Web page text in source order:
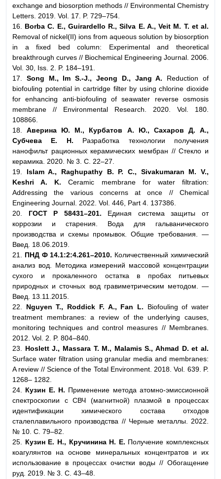
exchange and biosorption methods // Environmental Chemistry
Letters. 2019. Vol. 17. P. 729–754.
16. Borba C. E., Guirardello R., Silva E. A., Veit M. T. et al.
Removal of nickel(II) ions from aqueous solution by biosorption
in a fixed bed column: Experimental and theoretical
breakthrough curves // Biochemical Engineering Journal. 2006.
Vol. 30, Iss. 2. P. 184–191.
17.
Song M., Im S.-J., Jeong D., Jang A. Reduction of
biofouling potential in cartridge filter by using chlorine dioxide
for enhancing anti-biofouling of seawater reverse osmosis
membrane // Environmental Research. 2020. Vol. 180.
108866.
18.Аверина Ю. М., Курбатов А. Ю., Сахаров Д. А.,
Субчева Е. Н. Разработка технологии получения
нанофильт рационных керамических мембран // Стекло и
керамика. 2020. № 3. С. 22–27.
19. Islam A., Raghupathy B. P. C., Sivakumaran M. V.,
Keshri A. K. Ceramic membrane for water filtration:
Addressing the various concerns at once // Chemical
Engineering Journal. 2022. Vol. 446, Part 4. 137386.
20. ГОСТ Р 58431–201. Единая система защиты от
коррозии и старения. Вода для гальванического
производства и схемы промывок. Общие требования. —
Введ. 18.06.2019.
21. ПНД Ф 14.1:2:4.261–2010. Количественный химический
анализ вод. Методика измерений массовой концентрации
сухого и прокаленного остатка в пробах питьевых
природных и сточных вод гравиметрическим методом. —
Введ. 13.11.2015.
22. Nguyen T., Roddick F. A., Fan L. Biofouling of water
treatment membranes: a review of the underlying causes,
monitoring techniques and control measures // Membranes.
2012. Vol. 2. P. 804–840.
23. Hoslett J., Massara T. M., Malamis S., Ahmad D. et al.
Surface water filtration using granular media and membranes:
A review // Science of the Total Environment. 2018. Vol. 639. P.
1268– 1282.
24. Кузин Е. Н. Применение метода атомно-эмиссионной
спектроскопии с СВЧ (магнитной) плазмой в процессах
идентификации химического состава отходов
сталеплавильного производства // Черные металлы. 2022.
№ 10. С. 79–82.
25. Кузин Е. Н., Кручинина Н. Е. Получение комплексных
коагулянтов на основе минеральных концентратов и их
использование в процессах очистки воды // Обогащение
руд. 2019. № 3. С. 43–48.